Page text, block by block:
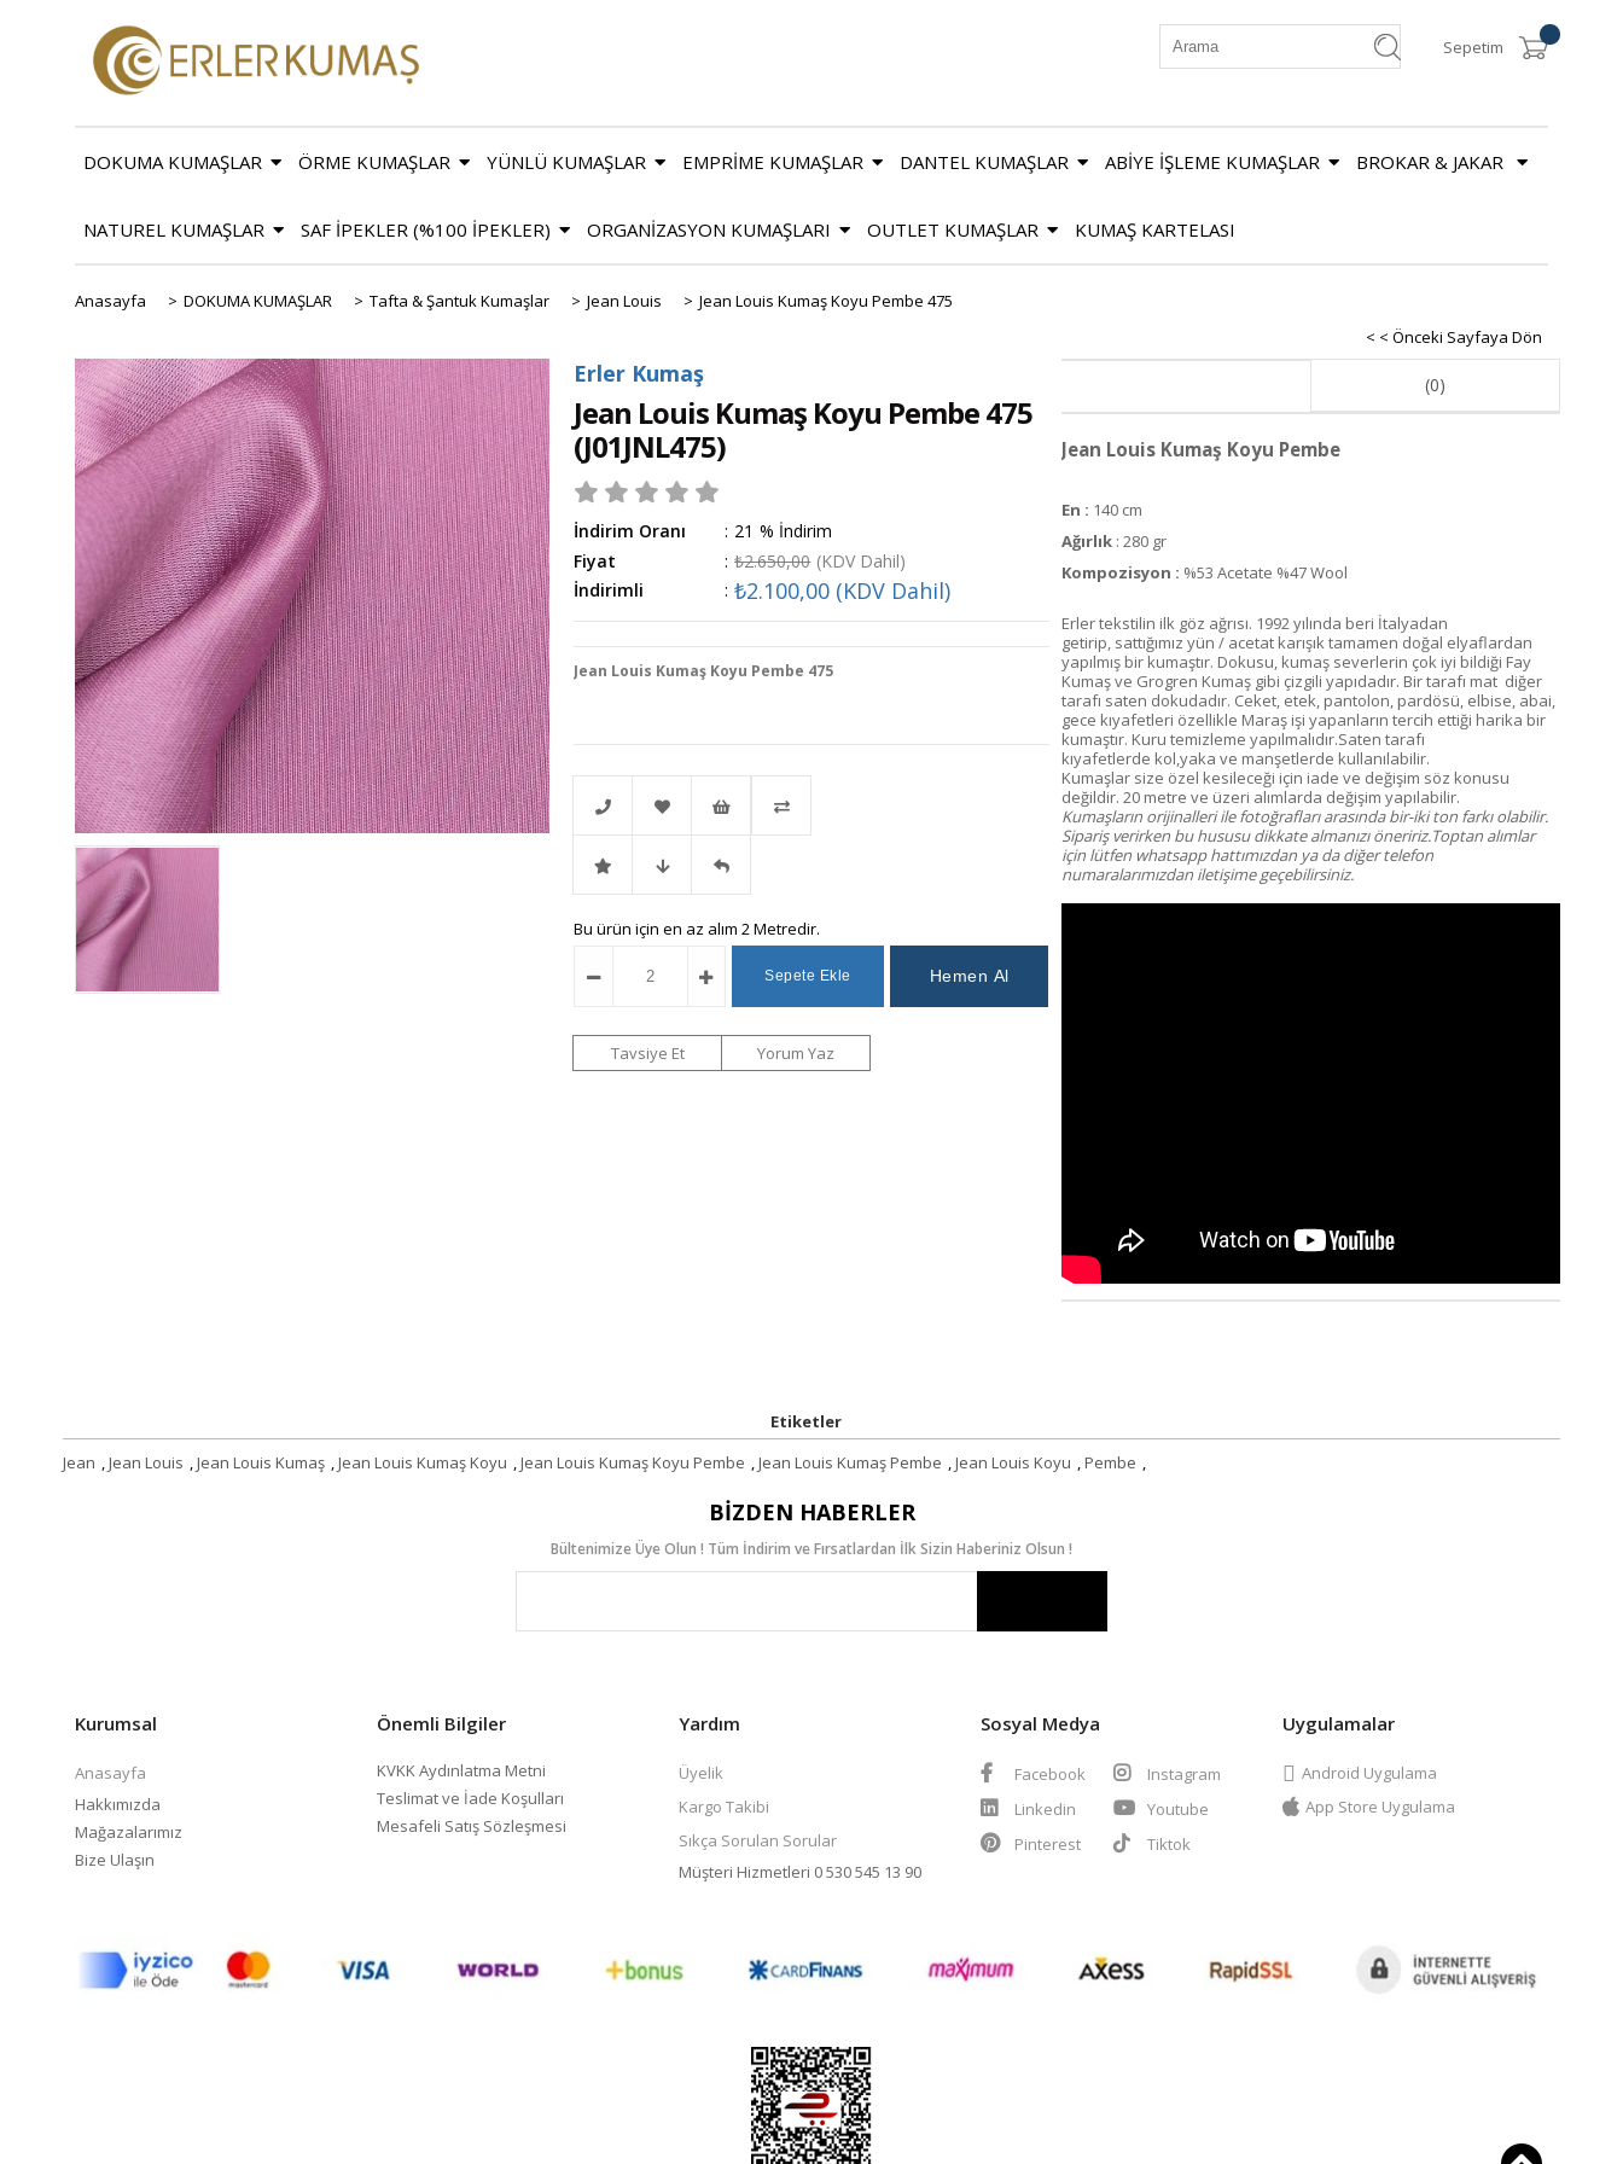
Sepetim
DOKUMA KUMAŞLAR ÖRME KUMAŞLAR YÜNLÜ KUMAŞLAR EMPRİME KUMAŞLAR DANTEL KUMAŞLAR ABİYE İŞLEME KUMAŞLAR BROKAR & JAKAR
NATUREL KUMAŞLAR SAF İPEKLER (%100 İPEKLER) ORGANİZASYON KUMAŞLARI OUTLET KUMAŞLAR KUMAŞ KARTELASI
Anasayfa > DOKUMA KUMAŞLAR > Tafta & Şantuk Kumaşlar > Jean Louis > Jean Louis Kumaş Koyu Pembe 475
< < Önceki Sayfaya Dön
Erler Kumaş
Jean Louis Kumaş Koyu Pembe 475
(J01JNL475)
İndirim Oranı : %
21
İndirim
Fiyat
: ₺2.650,00 (KDV Dahil)
İndirimli
: ₺2.100,00 (KDV Dahil)
Jean Louis Kumaş Koyu Pembe 475
Telefonla
Sipariş
Favorilere
Ekle
İstek
Listeme
Ekle
İndirimli Fiyat
Düşünce
Haber
Gelince
Haber
Bu ürün için en az alım 2 Metredir.
Tavsiye Et Yorum Yaz
(0)
Jean Louis Kumaş Koyu Pembe
En : 140 cm
Ağırlık : 280 gr
Kompozisyon : %53 Acetate %47 Wool
Erler tekstilin ilk göz ağrısı. 1992 yılında beri İtalyadan
getirip, sattığımız yün / acetat karışık tamamen doğal elyaflardan
yapılmış bir kumaştır. Dokusu, kumaş severlerin çok iyi bildiği Fay
Kumaş ve Grogren Kumaş gibi çizgili yapıdadır. Bir tarafı mat diğer
tarafı saten dokudadır. Ceket, etek, pantolon, pardösü, elbise, abai,
gece kıyafetleri özellikle Maraş işi yapanların tercih ettiği harika bir
kumaştır. Kuru temizleme yapılmalıdır.Saten tarafı
kıyafetlerde kol,yaka ve manşetlerde kullanılabilir.
Kumaşlar size özel kesileceği için iade ve değişim söz konusu
değildir. 20 metre ve üzeri alımlarda değişim yapılabilir.
Kumaşların orijinalleri ile fotoğrafları arasında bir-iki ton farkı olabilir.
Sipariş verirken bu hususu dikkate almanızı öneririz.Toptan alımlar
için lütfen whatsapp hattımızdan ya da diğer telefon
numaralarımızdan iletişime geçebilirsiniz.
Etiketler
Jean ,Jean Louis ,Jean Louis Kumaş ,Jean Louis Kumaş Koyu ,Jean Louis Kumaş Koyu Pembe ,Jean Louis Kumaş Pembe ,Jean Louis Koyu ,Pembe ,
BIZDEN HABERLER
Bültenimize Üye Olun ! Tüm İndirim ve Fırsatlardan İlk Sizin Haberiniz Olsun !
Kurumsal
Anasayfa
Hakkımızda
Mağazalarımız
Bize Ulaşın
Önemli Bilgiler
KVKK Aydınlatma Metni
Teslimat ve İade Koşulları
Mesafeli Satış Sözleşmesi
Yardım
Üyelik
Kargo Takibi
Sıkça Sorulan Sorular
Müşteri Hizmetleri 0 530 545 13 90
Sosyal Medya
Facebook
Instagram
Linkedin
Youtube
Pinterest
Tiktok
Uygulamalar
Android Uygulama
App Store Uygulama